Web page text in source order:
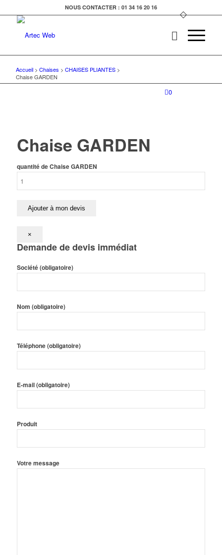
NOUS CONTACTER : 01 34 16 20 16
0
Accueil> Chaises > CHAISES PLIANTES>
Chaise GARDEN
Chaise GARDEN
quantité de Chaise GARDEN
Ajouter à mon devis
×
Demande de devis immédiat
Société (obligatoire)
Nom (obligatoire)
Téléphone (obligatoire)
E-mail (obligatoire)
Produit
Votre message